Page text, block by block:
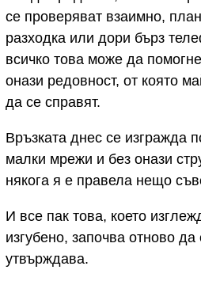
се проверяват взаимно,
разходка или дори бърз
всичко това може да
онази редовност, от която
да се справят.
Връзката днес се изгражда
малки мрежи и без онази
някога я е правела нещо
И все пак това, което
изгубено, започва отново
утвърждава.